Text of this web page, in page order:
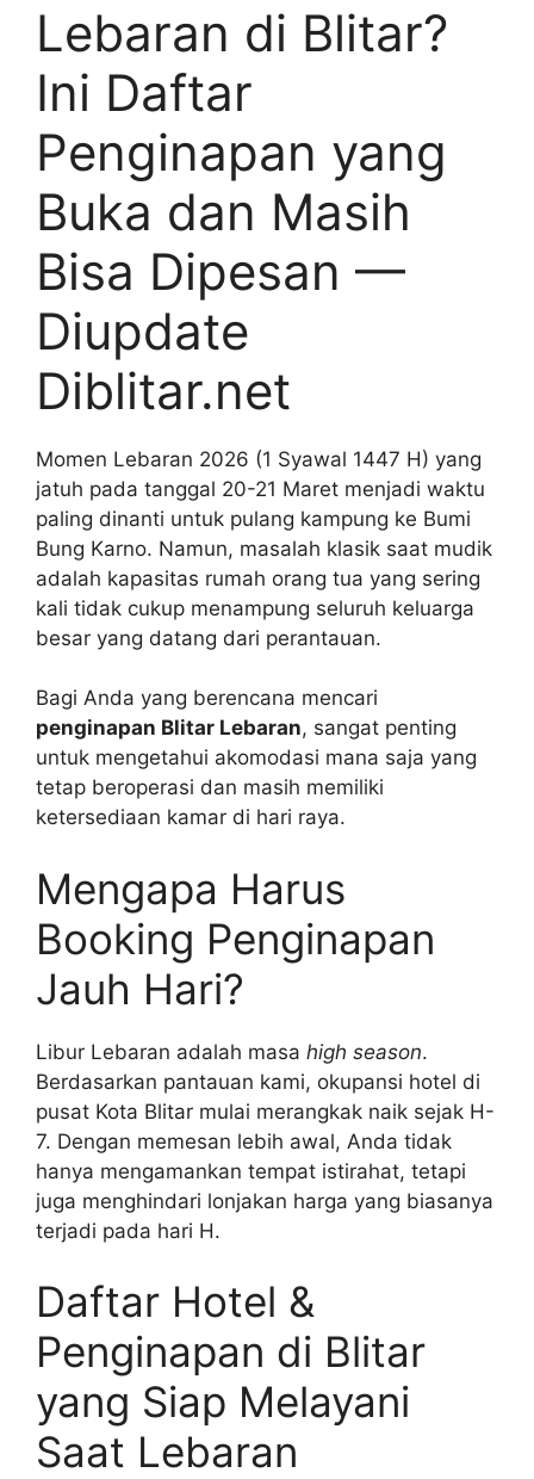
Lebaran di Blitar?
Ini Daftar
Penginapan yang
Buka dan Masih
Bisa Dipesan —
Diupdate
Diblitar.net
Momen Lebaran 2026 (1 Syawal 1447 H) yang
jatuh pada tanggal 20-21 Maret menjadi waktu
paling dinanti untuk pulang kampung ke Bumi
Bung Karno. Namun, masalah klasik saat mudik
adalah kapasitas rumah orang tua yang sering
kali tidak cukup menampung seluruh keluarga
besar yang datang dari perantauan.
Bagi Anda yang berencana mencari
penginapan Blitar Lebaran, sangat penting
untuk mengetahui akomodasi mana saja yang
tetap beroperasi dan masih memiliki
ketersediaan kamar di hari raya.
Mengapa Harus
Booking Penginapan
Jauh Hari?
Libur Lebaran adalah masa high season.
Berdasarkan pantauan kami, okupansi hotel di
pusat Kota Blitar mulai merangkak naik sejak H-
7. Dengan memesan lebih awal, Anda tidak
hanya mengamankan tempat istirahat, tetapi
juga menghindari lonjakan harga yang biasanya
terjadi pada hari H.
Daftar Hotel &
Penginapan di Blitar
yang Siap Melayani
Saat Lebaran